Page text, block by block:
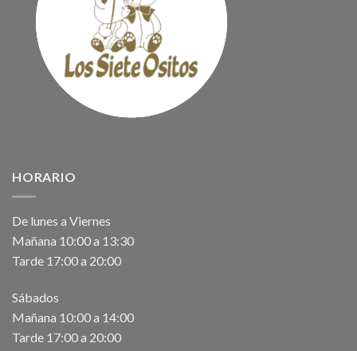
HORARIO
De lunes a Viernes
Mañana 10:00 a 13:30
Tarde 17:00 a 20:00
Sábados
Mañana 10:00 a 14:00
Tarde 17:00 a 20:00